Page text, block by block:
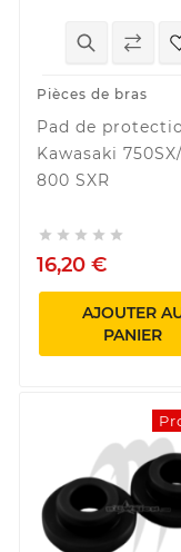
Pièces de bras
Pad de
Kawasaki
800 SXR
    
16,20 €
AJOUTER
PANIER